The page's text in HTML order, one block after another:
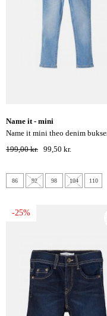
name it - mini
name it mini theo denim bukser x-
slim fit - medium blue denim
199,00 kr. 99,50 kr.
86 92 98 104 110
-25%